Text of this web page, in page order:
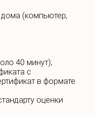
дома (компьютер,
40 минут);
с
в формате
оценки